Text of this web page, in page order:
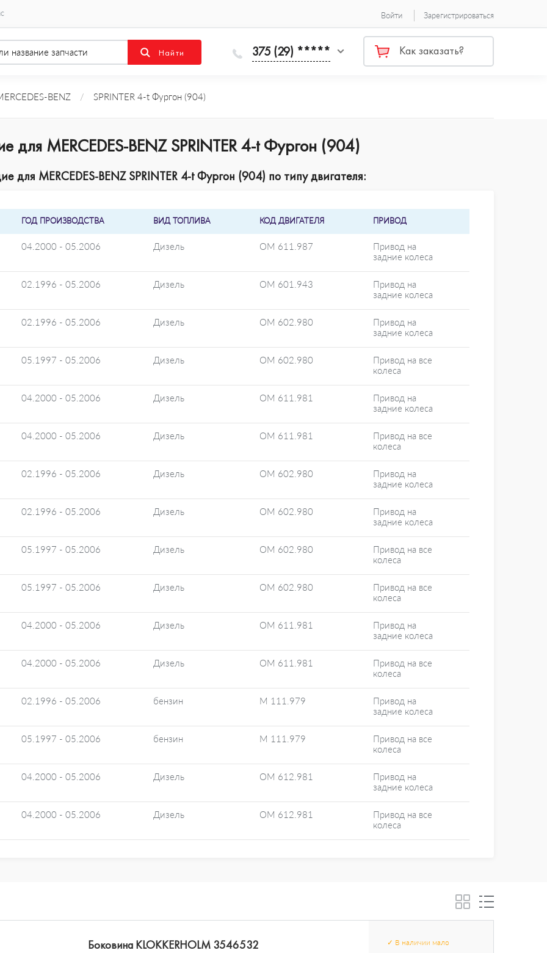
Войти Зарегистрироваться
375 (29) ***** Как заказать?
BENZ / SPRINTER 4-t Фургон (904)
MERCEDES-BENZ SPRINTER 4-t Фургон (904)
MERCEDES-BENZ SPRINTER 4-t Фургон (904) по типу двигателя:
ГОД ПРОИЗВОДСТВА ВИД ТОПЛИВА КОД ДВИГАТЕЛЯ ПРИВОД
04.2000 - 05.2006 Дизель OM 611.987
Привод на
задние колеса
02.1996 - 05.2006 Дизель OM 601.943
Привод на
задние колеса
02.1996 - 05.2006 Дизель OM 602.980
Привод на
задние колеса
05.1997 - 05.2006 Дизель OM 602.980
Привод на все
колеса
04.2000 - 05.2006 Дизель OM 611.981
Привод на
задние колеса
04.2000 - 05.2006 Дизель OM 611.981
Привод на все
колеса
02.1996 - 05.2006 Дизель OM 602.980
Привод на
задние колеса
02.1996 - 05.2006 Дизель OM 602.980
Привод на
задние колеса
05.1997 - 05.2006 Дизель OM 602.980
Привод на все
колеса
05.1997 - 05.2006 Дизель OM 602.980
Привод на все
колеса
04.2000 - 05.2006 Дизель OM 611.981
Привод на
задние колеса
04.2000 - 05.2006 Дизель OM 611.981
Привод на все
колеса
02.1996 - 05.2006 бензин M 111.979
Привод на
задние колеса
05.1997 - 05.2006 бензин M 111.979
Привод на все
колеса
04.2000 - 05.2006 Дизель OM 612.981
Привод на
задние колеса
04.2000 - 05.2006 Дизель OM 612.981
Привод на все
колеса
Боковина KLOKKERHOLM 3546532 ✓ В наличии мало